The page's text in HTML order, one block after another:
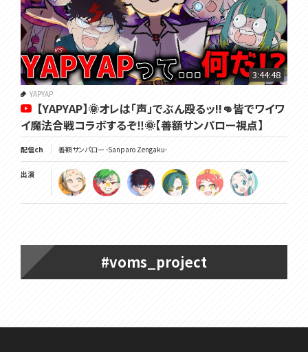
3:44:48
YAPYAP
【YAPYAP】🌞オレは「声」でぶん殴るッ!!👊皆でワイワ
イ魔法合戦コラボするぞ‼🌞【善額サンパロー視点】
配信ch 善額サンパロー -Sanparo Zengaku-
出演
#voms_project